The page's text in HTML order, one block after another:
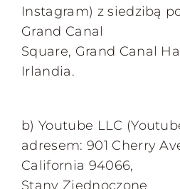
Instagram) z siedzibą
Grand Canal
Square, Grand Canal
Irlandia.
b) Youtube LLC
adresem: 901 Cherry
California 94066,
Stany Zjednoczone